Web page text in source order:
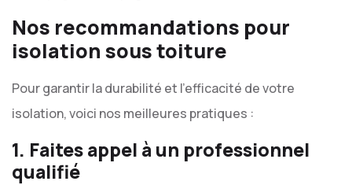
Nos recommandations pour
isolation sous toiture
Pour garantir la durabilité et l’efficacité de votre
isolation, voici nos meilleures pratiques :
1. Faites appel à un professionnel
qualifié